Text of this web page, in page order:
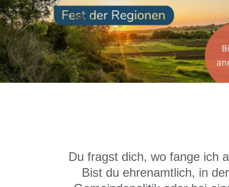
Du fragst dich, wo fange ich
Bist du ehrenamtlich, in der